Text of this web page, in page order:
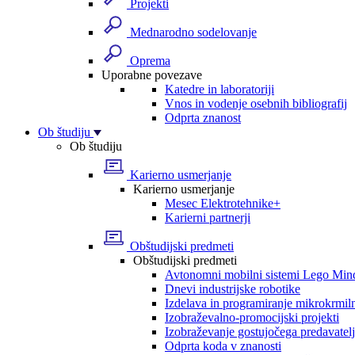
Projekti
Mednarodno sodelovanje
Oprema
Uporabne povezave
Katedre in laboratoriji
Vnos in vodenje osebnih bibliografij
Odprta znanost
Ob študiju
Ob študiju
Karierno usmerjanje
Karierno usmerjanje
Mesec Elektrotehnike+
Karierni partnerji
Obštudijski predmeti
Obštudijski predmeti
Avtonomni mobilni sistemi Lego
Dnevi industrijske robotike
Izdelava in programiranje
Izobraževalno-promocijski projekti
Izobraževanje gostujočega
Odprta koda v znanosti